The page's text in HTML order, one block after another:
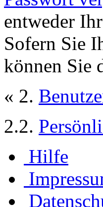
entweder
Sofern Sie
können Sie
« 2.
2.2.
Hilfe